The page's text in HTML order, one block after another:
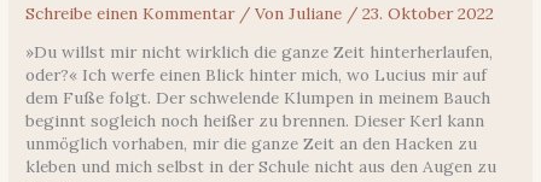
Schreibe einen Kommentar / VonJuliane /23. Oktober 2022
»Du willst mir nicht wirklich die ganze Zeit hinterherlaufen,
oder?« Ich werfe einen Blick hinter mich, wo Lucius mir auf
dem Fuße folgt. Der schwelende Klumpen in meinem Bauch
beginnt sogleich noch heißer zu brennen. Dieser Kerl kann
unmöglich vorhaben, mir die ganze Zeit an den Hacken zu
kleben und mich selbst in der Schule nicht aus den Augen zu